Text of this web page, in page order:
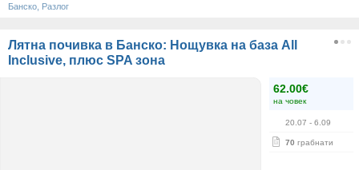
Банско, Разлог
Лятна почивка в Банско: Нощувка на база All
Inclusive, плюс SPA зона
62.00€
на човек
20.07 - 6.09
70 грабнати